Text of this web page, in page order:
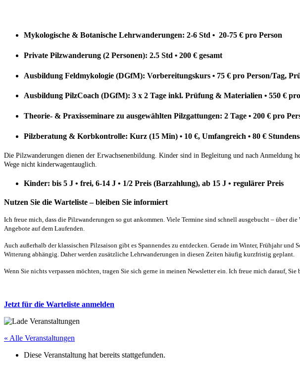
Mykologische & Botanische Lehrwanderungen: 2-6 Std • 20-75 € pro Person
Private Pilzwanderung (2 Personen): 2.5 Std • 200 € gesamt
Ausbildung Feldmykologie (DGfM): Vorbereitungskurs • 75 € pro Person/Tag,
Ausbildung PilzCoach (DGfM): 3 x 2 Tage inkl. Prüfung & Materialien • 550 €
Theorie- & Praxisseminare zu ausgewählten Pilzgattungen: 2 Tage • 200 € pro
Pilzberatung & Korbkontrolle: Kurz (15 Min) • 10 €, Umfangreich • 80 €
Die Pilzwanderungen dienen der Erwachsenenbildung. Kinder sind in Begleitung und nach
Wege nicht kinderwagentauglich.
Kinder: bis 5 J • frei, 6-14 J • 1/2 Preis (Barzahlung), ab 15 J • regulärer Preis
Nutzen Sie die Warteliste – bleiben Sie informiert
Ich freue mich, dass die Pilzwanderungen so gut ankommen. Viele Termine sind schnell ausgebucht – über
Angebote auf dem Laufenden.
Auch außerhalb der klassischen Pilzsaison gibt es Spannendes zu entdecken. Gerade im Winter, Frühjahr
Witterung abhängig. Daher werden zusätzliche Lehrwanderungen in diesen Zeiten häufig kurzfristig geplant.
Wenn Sie nichts verpassen möchten, tragen Sie sich gerne in meinen Newsletter ein. Ich freue mich darauf,
Jetzt für die Warteliste anmelden
« Alle Veranstaltungen
Diese Veranstaltung hat bereits stattgefunden.